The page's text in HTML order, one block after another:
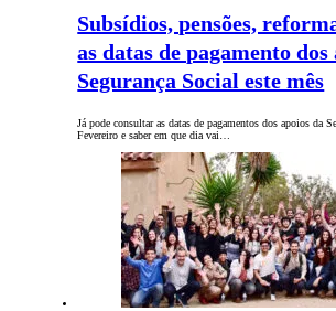
Subsídios, pensões,
as datas de pagamento dos
Segurança Social este mês
Já pode consultar as datas de pagamentos dos apoios da
Fevereiro e saber em que dia vai…